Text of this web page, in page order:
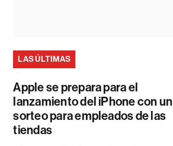
LAS ÚLTIMAS
Apple se prepara para el
lanzamiento del iPhone con un
sorteo para empleados de las
tiendas